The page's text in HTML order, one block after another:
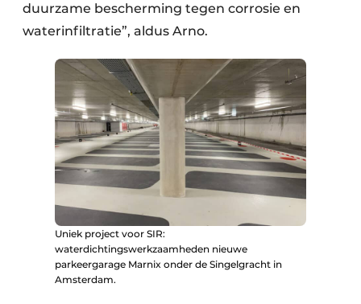
duurzame bescherming tegen corrosie en
waterinfiltratie”, aldus Arno.
Uniek project voor SIR:
waterdichtingswerkzaamheden nieuwe
parkeergarage Marnix onder de Singelgracht in
Amsterdam.